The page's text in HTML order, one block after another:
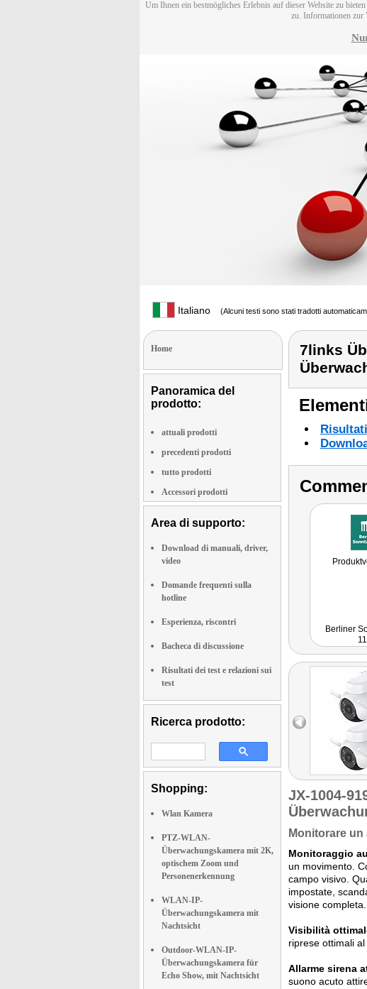
Um Ihnen ein bestmögliches Erlebnis auf dieser Website zu
zu. Informationen zur
Italiano (Alcuni testi sono stati tradotti
Home
Panoramica del
prodotto:
attuali prodotti
precedenti prodotti
tutto prodotti
Accessori prodotti
Area di supporto:
Download di manuali, driver,
video
Domande frequenti sulla
hotline
Esperienza, riscontri
Bacheca di discussione
Risultati dei test e relazioni sui
test
Ricerca prodotto:
Shopping:
Wlan Kamera
PTZ-WLAN-
Überwachungskamera mit 2K,
optischem Zoom und
Personenerkennung
WLAN-IP-
Überwachungskamera mit
Nachtsicht
Outdoor-WLAN-IP-
Überwachungskamera für
Echo Show, mit Nachtsicht
7links
Berliner
JX-1004-
Monitorare
Monitoraggio
un movimento.
campo visivo.
impostate,
visione completa.
Visibilità
riprese ottimali
Allarme sirena
suono acuto